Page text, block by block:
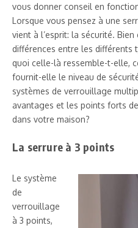
vous donner conseil en
Lorsque vous pensez à une
vient à l’esprit: la sécurité.
différences entre les différents
quoi celle-là ressemble-t-elle,
fournit-elle le niveau de
systèmes de verrouillage
avantages et les points forts
dans votre maison?
La serrure à 3 points
Le système
de
verrouillage
à 3 points,